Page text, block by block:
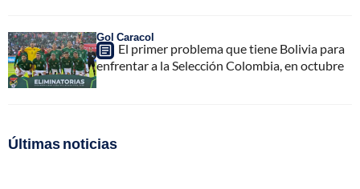
Gol Caracol
El primer problema que tiene Bolivia para
enfrentar a la Selección Colombia, en octubre
Últimas noticias